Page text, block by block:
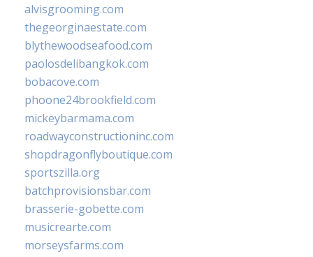
alvisgrooming.com
thegeorginaestate.com
blythewoodseafood.com
paolosdelibangkok.com
bobacove.com
phoone24brookfield.com
mickeybarmama.com
roadwayconstructioninc.com
shopdragonflyboutique.com
sportszilla.org
batchprovisionsbar.com
brasserie-gobette.com
musicrearte.com
morseysfarms.com